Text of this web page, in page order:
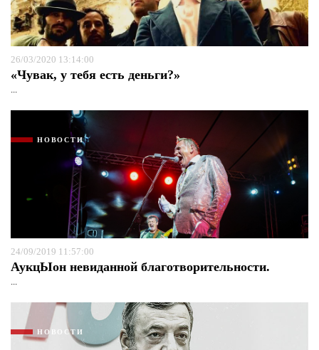
26/03/2020 13:14:00
«Чувак, у тебя есть деньги?»
...
НОВОСТИ
24/09/2019 11:57:00
АукцЫон невиданной благотворительности.
...
НОВОСТИ